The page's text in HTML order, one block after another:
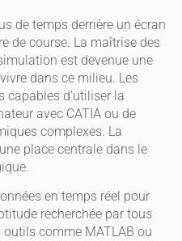
de temps derrière un écran
de course. La maîtrise des
est devenue une
dans ce milieu. Les
capables d’utiliser la
avec CATIA ou de
complexes. La
place centrale dans le
en temps réel pour
recherchée par tous
outils comme MATLAB ou